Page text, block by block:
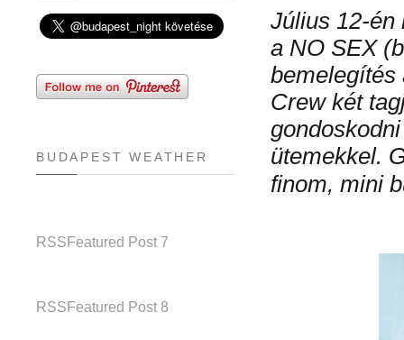
Július 12-én
a NO SEX
bemelegítés
Crew két
ütemekkel.
finom, mini
BUDAPEST WEATHER
RSS Featured Post 7
RSS Featured Post 8